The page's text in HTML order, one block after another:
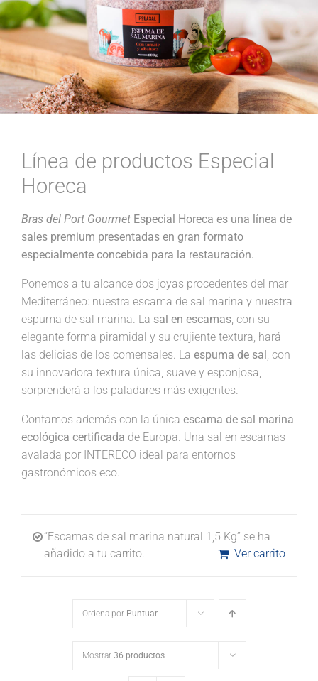
Línea de productos Especial
Horeca
Bras del Port Gourmet Especial Horeca es una línea de
sales premium presentadas en gran formato
especialmente concebida para la restauración.
Ponemos a tu alcance dos joyas procedentes del mar
Mediterráneo: nuestra escama de sal marina y nuestra
espuma de sal marina. La sal en escamas, con su
elegante forma piramidal y su crujiente textura, hará
las delicias de los comensales. La espuma de sal, con
su innovadora textura única, suave y esponjosa,
sorprenderá a los paladares más exigentes.
Contamos además con la única escama de sal marina
ecológica certificada de Europa. Una sal en escamas
avalada por INTERECO ideal para entornos
gastronómicos eco.
“Escamas de sal marina natural 1,5 Kg” se ha
añadido a tu carrito.
Ver carrito
Ordena por Puntuar
Mostrar 36 productos